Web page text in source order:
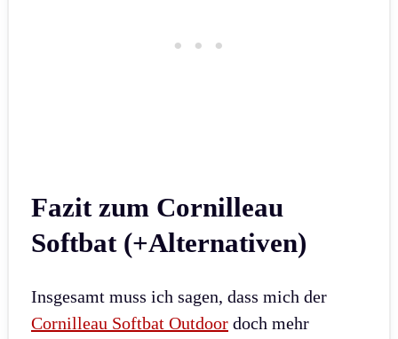
Fazit zum Cornilleau
Softbat (+Alternativen)
Insgesamt muss ich sagen, dass mich der
Cornilleau Softbat Outdoor doch mehr